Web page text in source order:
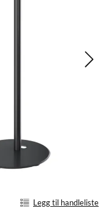
Legg til handleliste